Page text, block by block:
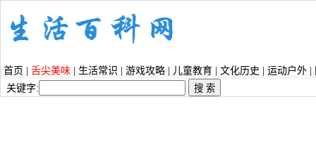
首页 舌尖美味 生活常识 游戏攻略 儿童教育 文化历史 运动户外
关键字: